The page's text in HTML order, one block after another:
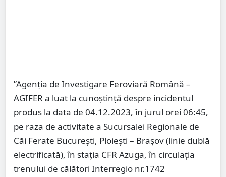
”Agenția de Investigare Feroviară Română –
AGIFER a luat la cunoștință despre incidentul
produs la data de 04.12.2023, în jurul orei 06:45,
pe raza de activitate a Sucursalei Regionale de
Căi Ferate București, Ploiești – Brașov (linie dublă
electrificată), în stația CFR Azuga, în circulația
trenului de călători Interregio nr.1742